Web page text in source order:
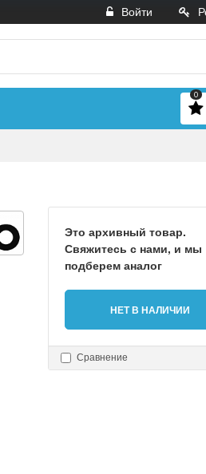
Войти
0
Это архивный товар.
Свяжитесь с нами, и мы
подберем аналог
НЕТ В НАЛИЧИИ
Сравнение